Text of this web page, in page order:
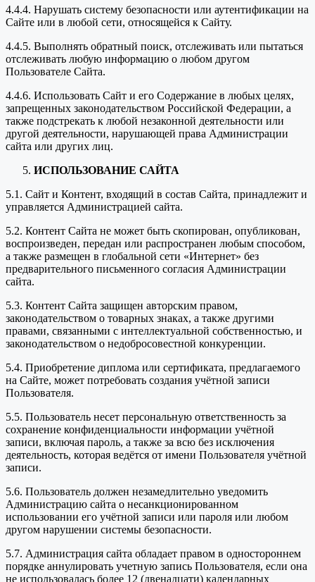
4.4.4. Нарушать систему безопасности или аутентификации на
Сайте или в любой сети, относящейся к Сайту.
4.4.5. Выполнять обратный поиск, отслеживать или пытаться
отслеживать любую информацию о любом другом
Пользователе Сайта.
4.4.6. Использовать Сайт и его Содержание в любых целях,
запрещенных законодательством Российской Федерации, а
также подстрекать к любой незаконной деятельности или
другой деятельности, нарушающей права Администрации
сайта или других лиц.
ИСПОЛЬЗОВАНИЕ САЙТА
5.1. Сайт и Контент, входящий в состав Сайта, принадлежит и
управляется Администрацией сайта.
5.2. Контент Сайта не может быть скопирован, опубликован,
воспроизведен, передан или распространен любым способом,
а также размещен в глобальной сети «Интернет» без
предварительного письменного согласия Администрации
сайта.
5.3. Контент Сайта защищен авторским правом,
законодательством о товарных знаках, а также другими
правами, связанными с интеллектуальной собственностью, и
законодательством о недобросовестной конкуренции.
5.4. Приобретение диплома или сертификата, предлагаемого
на Сайте, может потребовать создания учётной записи
Пользователя.
5.5. Пользователь несет персональную ответственность за
сохранение конфиденциальности информации учётной
записи, включая пароль, а также за всю без исключения
деятельность, которая ведётся от имени Пользователя учётной
записи.
5.6. Пользователь должен незамедлительно уведомить
Администрацию сайта о несанкционированном
использовании его учётной записи или пароля или любом
другом нарушении системы безопасности.
5.7. Администрация сайта обладает правом в одностороннем
порядке аннулировать учетную запись Пользователя, если она
не использовалась более 12 (двенадцати) календарных